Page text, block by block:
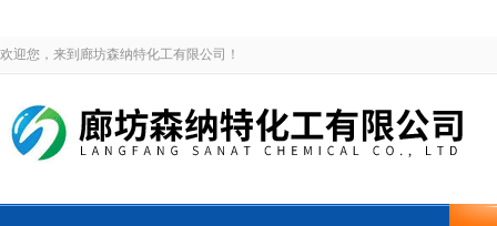
欢迎您，来到廊坊森纳特化工有限公司！